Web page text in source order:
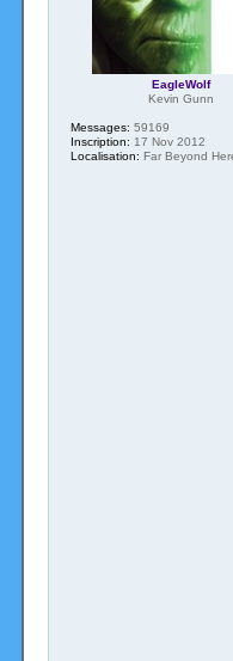
EagleWolf
Kevin Gunn
Messages: 59169
Inscription: 17 Nov 2012
Localisation: Far Beyond